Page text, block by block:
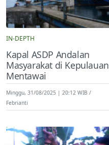
IN-DEPTH
Kapal ASDP Andalan
Masyarakat di Kepulauan
Mentawai
Minggu, 31/08/2025 | 20:12 WIB
Febrianti